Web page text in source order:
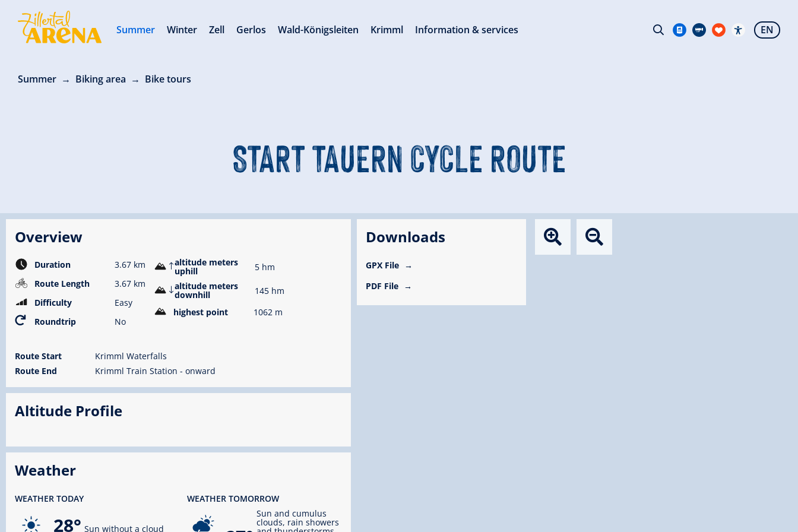
Summer Biking area Bike tours
START TAUERN CYCLE ROUTE
Overview
Duration
3.67 km
Route Length
3.67 km
Difficulty
Easy
Roundtrip
No
altitude meters
uphill
5 hm
altitude meters
downhill
145 hm
highest point
1062 m
Route Start
Krimml Waterfalls
Route End
Krimml Train Station - onward
Altitude Profile
Weather
WEATHER TODAY
28° Sun without a cloud
WEATHER TOMORROW
Sun and cumulus
clouds, rain showers
Downloads
GPX File
PDF File
Summer Winter Zell Gerlos Wald-Königsleiten Krimml Information & services EN